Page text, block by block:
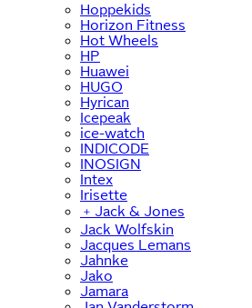
Hoppekids
Horizon Fitness
Hot Wheels
HP
Huawei
HUGO
Hyrican
Icepeak
ice-watch
INDICODE
INOSIGN
Intex
Irisette
﹢ Jack & Jones
Jack Wolfskin
Jacques Lemans
Jahnke
Jako
Jamara